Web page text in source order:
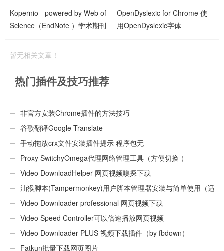
Kopernio - powered by Web of
Science（EndNote ）学术期刊
OpenDyslexic for Chrome 使
用OpenDyslexic字体
暂无相关文章！
热门插件及技巧推荐
非官方安装Chrome插件的方法技巧
谷歌翻译Google Translate
手动拖放crx文件安装插件提示 程序包无
效:“CEX_HEADER_INVALID”的解决办法
Proxy SwitchyOmega代理网络管理工具（方便切换 ）
Video DownloadHelper 网页视频嗅探下载
油猴脚本(Tampermonkey)用户脚本管理器安装与简单使用（适
用Android）
Video Downloader professional 网页视频下载
Video Speed Controller可以倍速播放网页视频
Video Downloader PLUS 视频下载插件（by fbdown）
Fatkun批量下载网页图片